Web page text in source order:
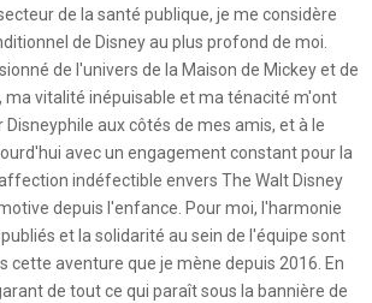
de la santé publique, je me considère
de Disney au plus profond de moi.
de l'univers de la Maison de Mickey et de
ma vitalité inépuisable et ma ténacité m'ont
aux côtés de mes amis, et à le
avec un engagement constant pour la
indéfectible envers The Walt Disney
depuis l'enfance. Pour moi, l'harmonie
et la solidarité au sein de l'équipe sont
cette aventure que je mène depuis 2016. En
de tout ce qui paraît sous la bannière de